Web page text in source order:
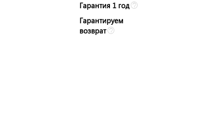
Гарантия 1 год
Гарантируем
возврат